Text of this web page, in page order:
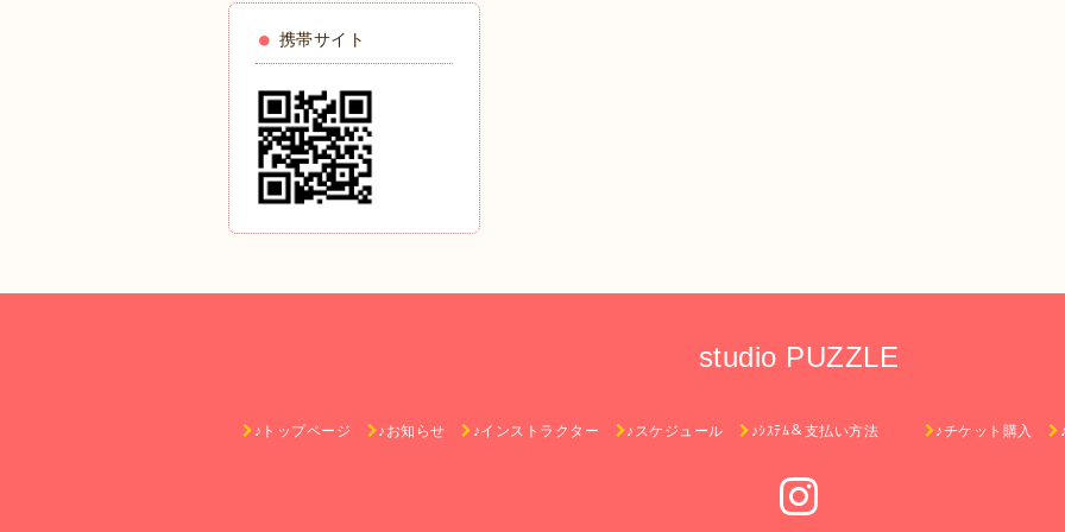
携帯サイト
studio PUZZLE
♪トップページ ♪お知らせ ♪インストラクター ♪スケジュール ♪ｼｽﾃﾑ＆支払い方法 ♪チケット購入